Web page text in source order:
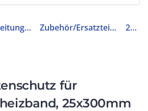
Heizleitungen & Matten Zubehör/Ersatzteile für Heizbänder 28519
für
25x300mm